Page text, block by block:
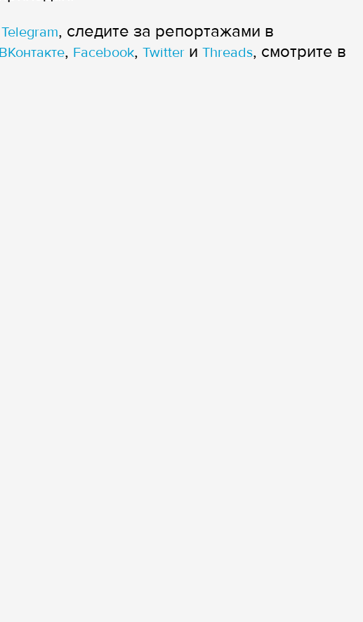
Telegram, следите за репортажами в
ВКонтакте, Facebook, Twitter и Threads, смотрите в